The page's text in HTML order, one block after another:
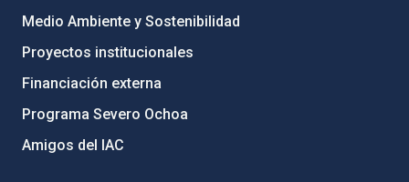
Medio Ambiente y Sostenibilidad
Proyectos institucionales
Financiación externa
Programa Severo Ochoa
Amigos del IAC